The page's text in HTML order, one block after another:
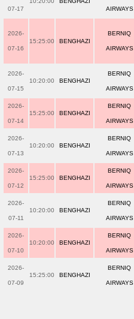
07-17 AIRWAYS
2026-
07-16
15:25:00 BENGHAZI
BERNIQ
AIRWAYS
2026-
07-15
10:20:00 BENGHAZI
BERNIQ
AIRWAYS
2026-
07-14
15:25:00 BENGHAZI
BERNIQ
AIRWAYS
2026-
07-13
10:20:00 BENGHAZI
BERNIQ
AIRWAYS
2026-
07-12
15:25:00 BENGHAZI
BERNIQ
AIRWAYS
2026-
07-11
10:20:00 BENGHAZI
BERNIQ
AIRWAYS
2026-
07-10
10:20:00 BENGHAZI
BERNIQ
AIRWAYS
2026-
07-09
15:25:00 BENGHAZI
BERNIQ
AIRWAYS